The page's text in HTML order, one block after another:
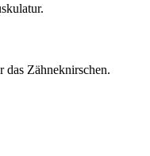
Zähneknirschen.